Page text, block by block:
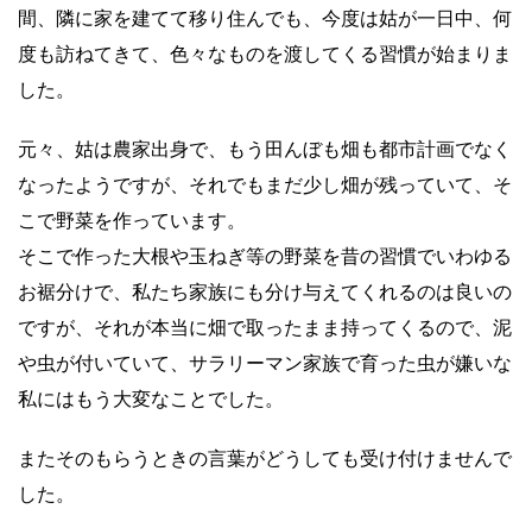
間、隣に家を建てて移り住んでも、今度は姑が一日中、何
度も訪ねてきて、色々なものを渡してくる習慣が始まりま
した。
元々、姑は農家出身で、もう田んぼも畑も都市計画でなく
なったようですが、それでもまだ少し畑が残っていて、そ
こで野菜を作っています。
そこで作った大根や玉ねぎ等の野菜を昔の習慣でいわゆる
お裾分けで、私たち家族にも分け与えてくれるのは良いの
ですが、それが本当に畑で取ったまま持ってくるので、泥
や虫が付いていて、サラリーマン家族で育った虫が嫌いな
私にはもう大変なことでした。
またそのもらうときの言葉がどうしても受け付けませんで
した。